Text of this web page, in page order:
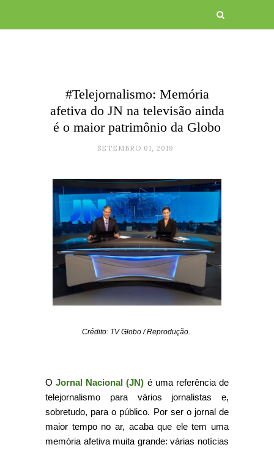
#Telejornalismo: Memória
afetiva do JN na televisão ainda
é o maior patrimônio da Globo
SETEMBRO 01, 2019
Crédito: TV Globo / Reprodução.
O Jornal Nacional (JN) é uma referência de
telejornalismo para vários jornalistas e,
sobretudo, para o público. Por ser o jornal de
maior tempo no ar, acaba que ele tem uma
memória afetiva muita grande: várias notícias